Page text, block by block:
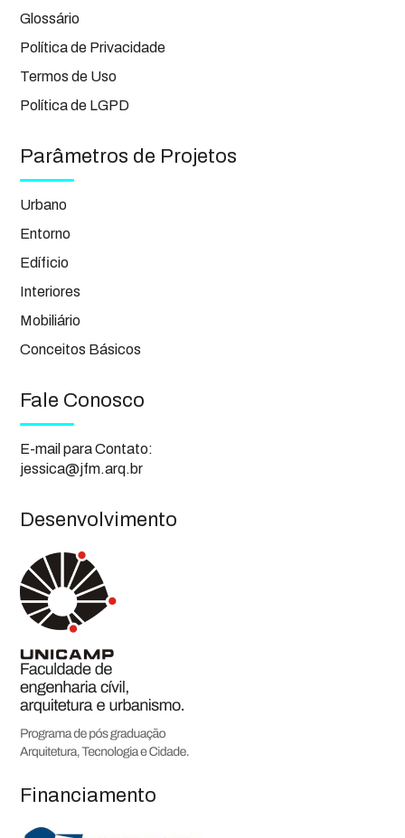
Glossário
Política de Privacidade
Termos de Uso
Política de LGPD
Parâmetros de Projetos
Urbano
Entorno
Edíficio
Interiores
Mobiliário
Conceitos Básicos
Fale Conosco
E-mail para Contato:
jessica@jfm.arq.br
Desenvolvimento
Financiamento